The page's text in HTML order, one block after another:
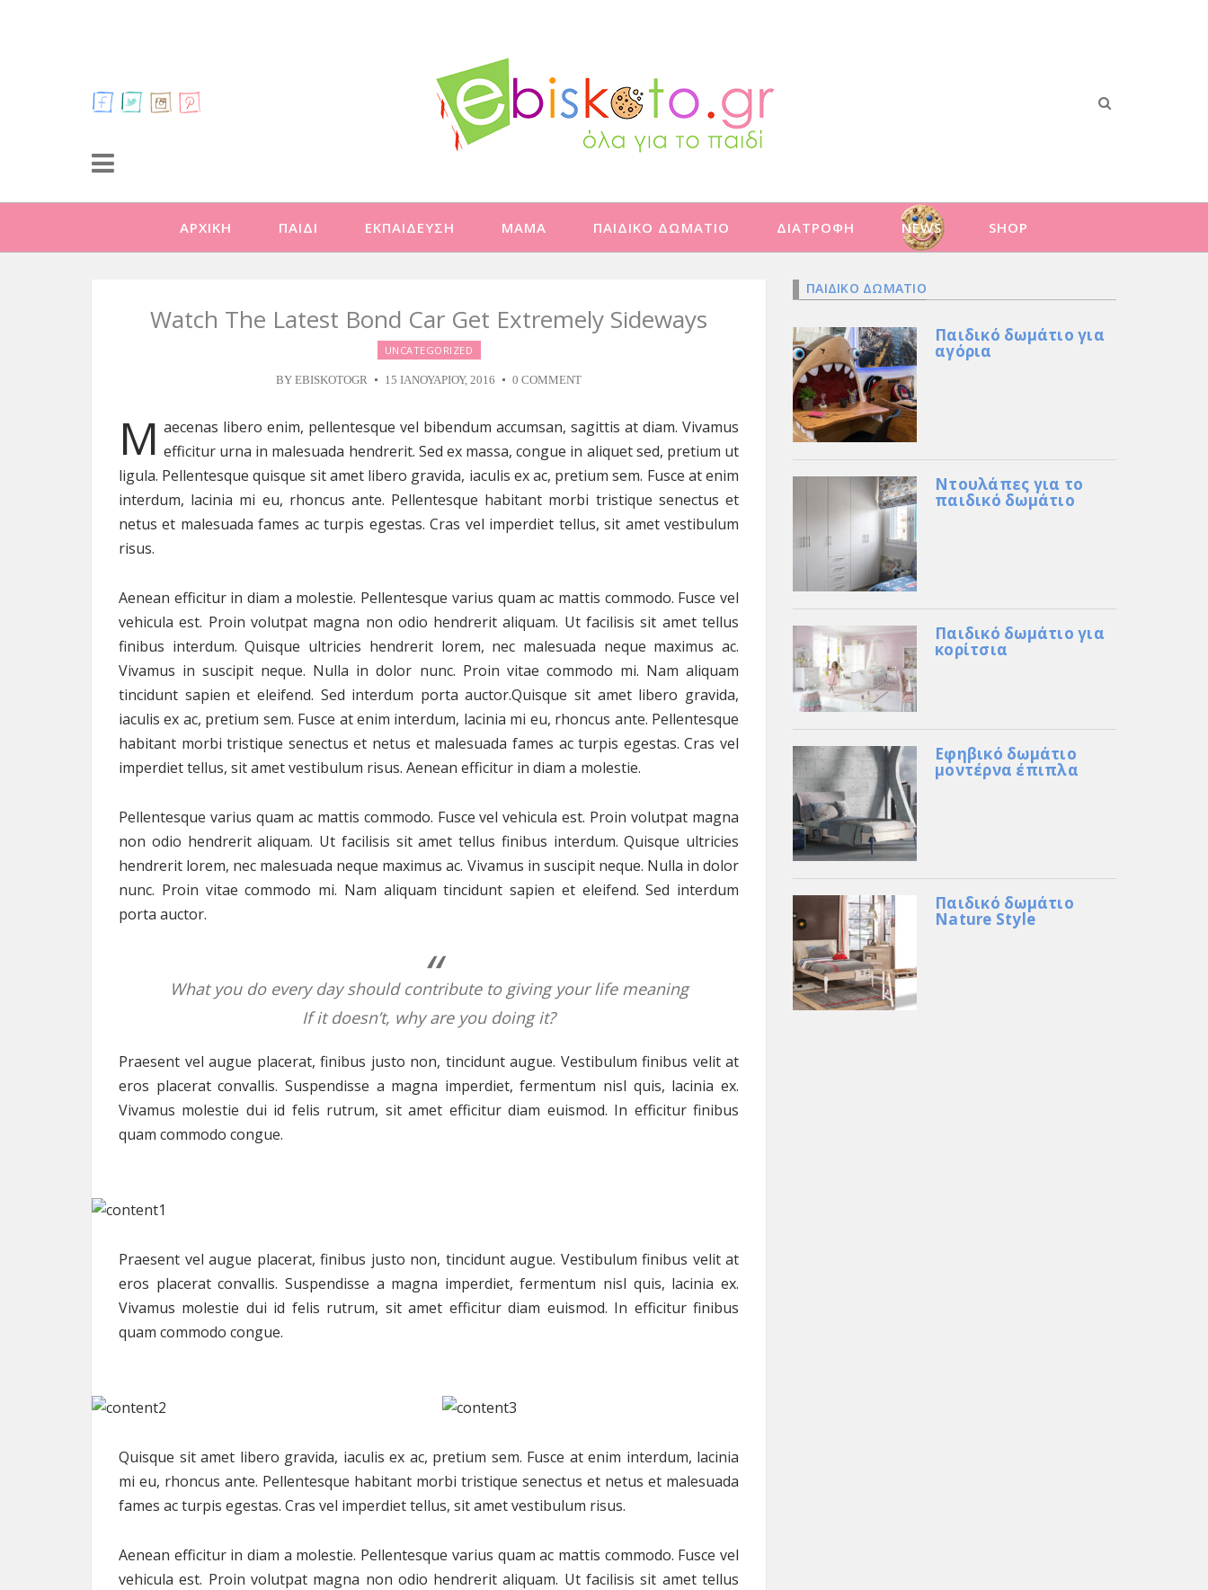
ΑΡΧΙΚΗ ΠΑΙΔΙ ΕΚΠΑΙΔΕΥΣΗ ΜΑΜΑ ΠΑΙΔΙΚΟ ΔΩΜΑΤΙΟ ΔΙΑΤΡΟΦΗ NEWS SHOP
Watch The Latest Bond Car Get Extremely Sideways
UNCATEGORIZED
BY EBISKOTOGR 15 ΙΑΝΟΥΑΡΊΟΥ, 2016 0 COMMENT
M aecenas libero enim, pellentesque vel bibendum accumsan, sagittis at diam. Vivamus
efficitur urna in malesuada hendrerit. Sed ex massa, congue in aliquet sed, pretium ut
ligula. Pellentesque quisque sit amet libero gravida, iaculis ex ac, pretium sem. Fusce at enim
interdum, lacinia mi eu, rhoncus ante. Pellentesque habitant morbi tristique senectus et
netus et malesuada fames ac turpis egestas. Cras vel imperdiet tellus, sit amet vestibulum
risus.
Aenean efficitur in diam a molestie. Pellentesque varius quam ac mattis commodo. Fusce vel
vehicula est. Proin volutpat magna non odio hendrerit aliquam. Ut facilisis sit amet tellus
finibus interdum. Quisque ultricies hendrerit lorem, nec malesuada neque maximus ac.
Vivamus in suscipit neque. Nulla in dolor nunc. Proin vitae commodo mi. Nam aliquam
tincidunt sapien et eleifend. Sed interdum porta auctor.Quisque sit amet libero gravida,
iaculis ex ac, pretium sem. Fusce at enim interdum, lacinia mi eu, rhoncus ante. Pellentesque
habitant morbi tristique senectus et netus et malesuada fames ac turpis egestas. Cras vel
imperdiet tellus, sit amet vestibulum risus. Aenean efficitur in diam a molestie.
Pellentesque varius quam ac mattis commodo. Fusce vel vehicula est. Proin volutpat magna
non odio hendrerit aliquam. Ut facilisis sit amet tellus finibus interdum. Quisque ultricies
hendrerit lorem, nec malesuada neque maximus ac. Vivamus in suscipit neque. Nulla in dolor
nunc. Proin vitae commodo mi. Nam aliquam tincidunt sapien et eleifend. Sed interdum
porta auctor.
What you do every day should contribute to giving your life meaning
If it doesn’t, why are you doing it?
Praesent vel augue placerat, finibus justo non, tincidunt augue. Vestibulum finibus velit at
eros placerat convallis. Suspendisse a magna imperdiet, fermentum nisl quis, lacinia ex.
Vivamus molestie dui id felis rutrum, sit amet efficitur diam euismod. In efficitur finibus
quam commodo congue.
Praesent vel augue placerat, finibus justo non, tincidunt augue. Vestibulum finibus velit at
eros placerat convallis. Suspendisse a magna imperdiet, fermentum nisl quis, lacinia ex.
Vivamus molestie dui id felis rutrum, sit amet efficitur diam euismod. In efficitur finibus
quam commodo congue.
Quisque sit amet libero gravida, iaculis ex ac, pretium sem. Fusce at enim interdum, lacinia
mi eu, rhoncus ante. Pellentesque habitant morbi tristique senectus et netus et malesuada
fames ac turpis egestas. Cras vel imperdiet tellus, sit amet vestibulum risus.
Aenean efficitur in diam a molestie. Pellentesque varius quam ac mattis commodo. Fusce vel
vehicula est. Proin volutpat magna non odio hendrerit aliquam. Ut facilisis sit amet tellus
ΠΑΙΔΙΚΟ ΔΩΜΑΤΙΟ
Παιδικό δωμάτιο για
αγόρια
Ντουλάπες για το
παιδικό δωμάτιο
Παιδικό δωμάτιο για
κορίτσια
Εφηβικό δωμάτιο
μοντέρνα έπιπλα
Παιδικό δωμάτιο
Nature Style